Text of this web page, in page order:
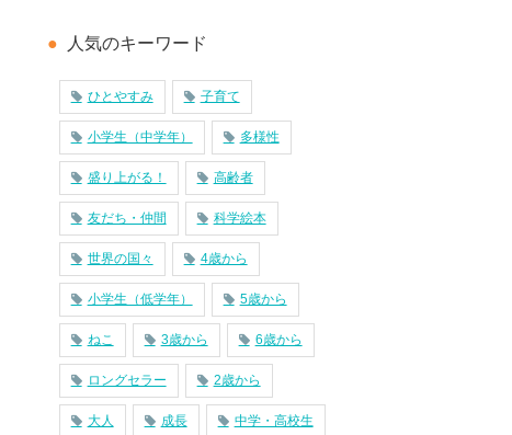
人気のキーワード
ひとやすみ 子育て
小学生（中学年） 多様性
盛り上がる！ 高齢者
友だち・仲間 科学絵本
世界の国々 4歳から
小学生（低学年） 5歳から
ねこ 3歳から 6歳から
ロングセラー 2歳から
大人 成長 中学・高校生